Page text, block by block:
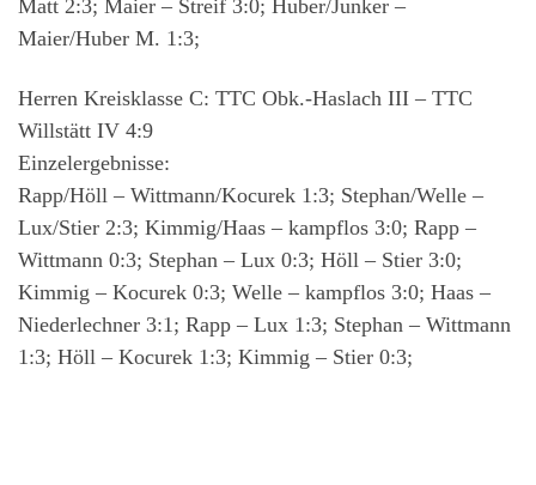
Matt 2:3; Maier – Streif 3:0; Huber/Junker –
Maier/Huber M. 1:3;
Herren Kreisklasse C: TTC Obk.-Haslach III – TTC
Willstätt IV 4:9
Einzelergebnisse:
Rapp/Höll – Wittmann/Kocurek 1:3; Stephan/Welle –
Lux/Stier 2:3; Kimmig/Haas – kampflos 3:0; Rapp –
Wittmann 0:3; Stephan – Lux 0:3; Höll – Stier 3:0;
Kimmig – Kocurek 0:3; Welle – kampflos 3:0; Haas –
Niederlechner 3:1; Rapp – Lux 1:3; Stephan – Wittmann
1:3; Höll – Kocurek 1:3; Kimmig – Stier 0:3;